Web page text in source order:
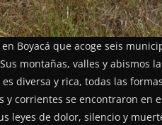
Boyacá que acoge seis
montañas, valles y abismos
diversa y rica, todas las
y corrientes se encontraron en
leyes de dolor, silencio y